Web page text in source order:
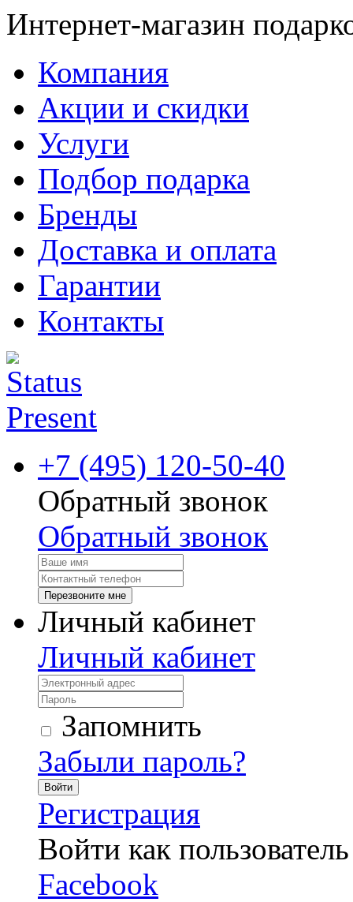
Интернет-магазин
Компания
Акции и скидки
Услуги
Подбор подарка
Бренды
Доставка и оплата
Гарантии
Контакты
+7 (495) 120-50-40
Обратный звонок
Обратный звонок
Перезвоните мне
Личный кабинет
Личный кабинет
Запомнить
Забыли пароль?
Войти
Регистрация
Войти как пользователь
Facebook